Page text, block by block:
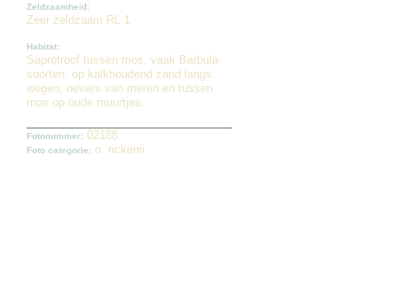
Zeldzaamheid:
Zeer zeldzaam RL 1
Habitat:
Saprotroof tussen mos, vaak Barbula-
soorten, op kalkhoudend zand langs
wegen, oevers van meren en tussen
mos op oude muurtjes.
Fotonummer: 02188
Foto categorie: o. rickenii